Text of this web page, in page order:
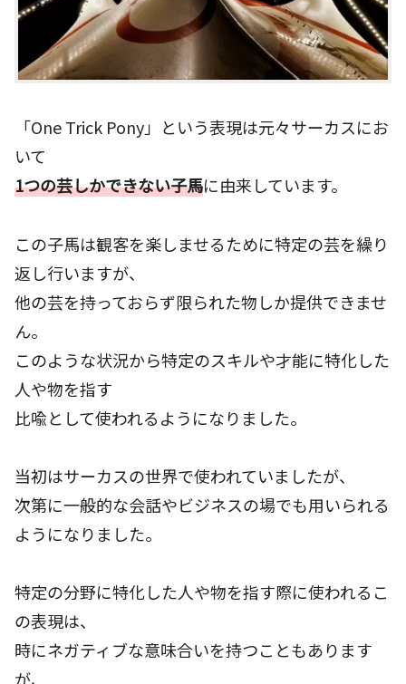
「One Trick Pony」という表現は元々サーカスにお
いて
1つの芸しかできない子馬に由来しています。
この子馬は観客を楽しませるために特定の芸を繰り
返し行いますが、
他の芸を持っておらず限られた物しか提供できませ
ん。
このような状況から特定のスキルや才能に特化した
人や物を指す
比喩として使われるようになりました。
当初はサーカスの世界で使われていましたが、
次第に一般的な会話やビジネスの場でも用いられる
ようになりました。
特定の分野に特化した人や物を指す際に使われるこ
の表現は、
時にネガティブな意味合いを持つこともあります
が、